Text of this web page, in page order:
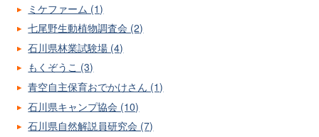
ミケファーム (1)
七尾野生動植物調査会 (2)
石川県林業試験場 (4)
もくぞうこ (3)
青空自主保育おでかけさん (1)
石川県キャンプ協会 (10)
石川県自然解説員研究会 (7)